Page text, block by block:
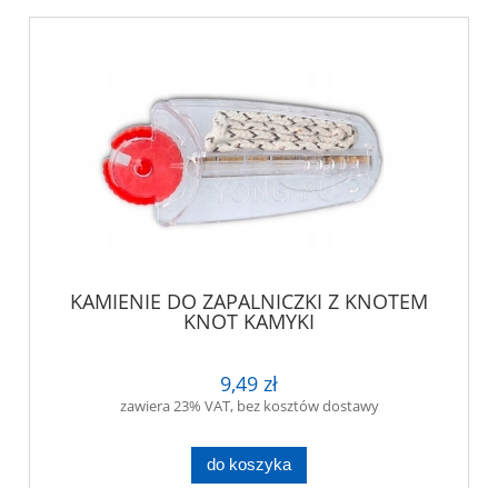
KAMIENIE DO ZAPALNICZKI Z KNOTEM
KNOT KAMYKI
9,49 zł
zawiera 23% VAT, bez kosztów dostawy
do koszyka